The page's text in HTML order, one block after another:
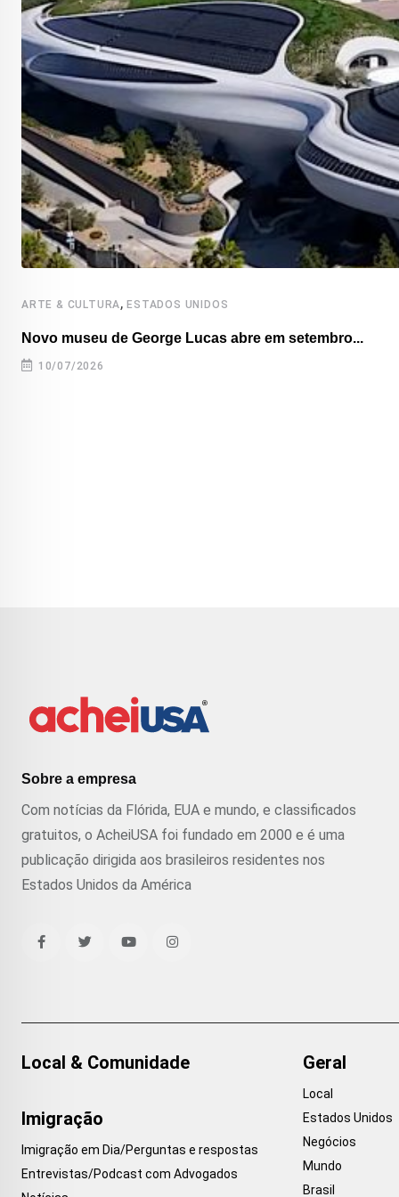
ARTE & CULTURA,ESTADOS UNIDOS
Novo museu de George Lucas abre em setembro...
10/07/2026
Sobre a empresa
Com notícias da Flórida, EUA e mundo, e classificados
gratuitos, o AcheiUSA foi fundado em 2000 e é uma
publicação dirigida aos brasileiros residentes nos
Estados Unidos da América
Local & Comunidade
Imigração
Imigração em Dia/Perguntas e respostas
Entrevistas/Podcast com Advogados
Geral
Local
Estados Unidos
Negócios
Mundo
Brasil